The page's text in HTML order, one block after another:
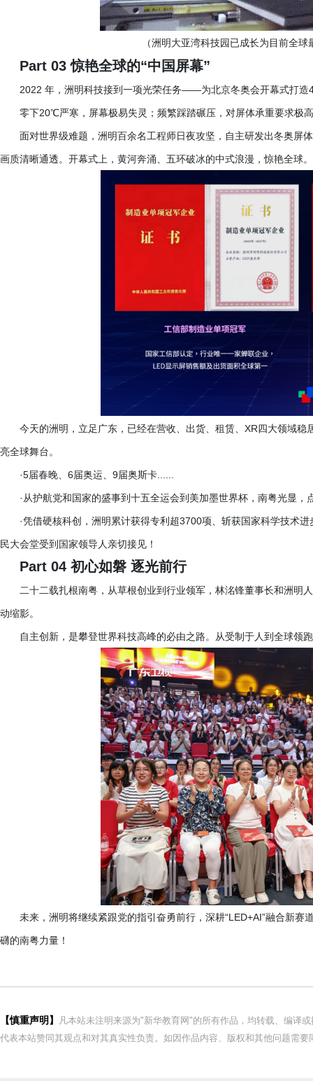
（洲明大亚湾科技园已成长为目前全球
Part 03 惊艳全球的“中国屏幕”
2022 年，洲明科技接到一项光荣任务——为北京冬奥会开幕式打造
零下20℃严寒，屏幕极易失灵；频繁踩踏碾压，对屏体承重要求极
面对世界级难题，洲明百余名工程师日夜攻坚，自主研发出冬奥屏
画质清晰通透。开幕式上，黄河奔涌、五环破冰的中式浪漫，惊艳全球。
今天的洲明，立足广东，已经在营收、出货、租赁、 XR四大领域稳
亮全球舞台。
·5届春晚、6届奥运、9届奥斯卡......
·从护航党和国家的盛事到十五全运会到美加墨世界杯，南粤光显，
·凭借硬核科创，洲明累计获得专利超3700项、斩获国家科学技术
民大会堂受到国家领导人亲切接见！
Part 04 初心如磐 逐光前行
二十二载扎根南粤，从草根创业到行业领军，林洺锋董事长和洲明
动缩影。
自主创新，是攀登世界科技高峰的必由之路。从受制于人到全球领
未来，洲明将继续紧跟党的指引奋勇前行，深耕“LED+AI”融合新赛
礴的南粤力量！
【慎重声明】
凡本站未注明来源为"新华教育网"的所有作品，均转载、编译
代表本站赞同其观点和对其真实性负责。如因作品内容、版权和其他问题需